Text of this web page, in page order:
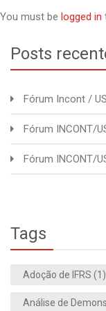
You must be logged in
Posts
Fórum Incont /
Fórum INCONT/
Fórum INCONT/
Tags
Adoção de IFRS (1)
Análise de